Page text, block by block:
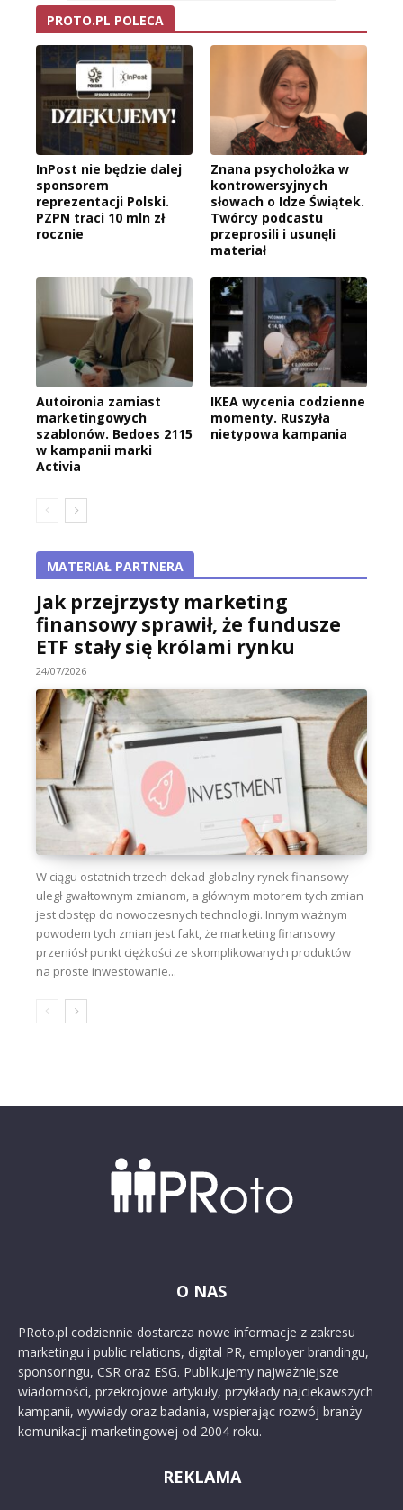
PROTO.PL POLECA
InPost nie będzie dalej
sponsorem
reprezentacji Polski.
PZPN traci 10 mln zł
rocznie
Znana psycholożka w
kontrowersyjnych
słowach o Idze Świątek.
Twórcy podcastu
przeprosili i usunęli
materiał
Autoironia zamiast
marketingowych
szablonów. Bedoes 2115
w kampanii marki
Activia
IKEA wycenia codzienne
momenty. Ruszyła
nietypowa kampania
MATERIAŁ PARTNERA
Jak przejrzysty marketing
finansowy sprawił, że fundusze
ETF stały się królami rynku
24/07/2026
W ciągu ostatnich trzech dekad globalny rynek finansowy
uległ gwałtownym zmianom, a głównym motorem tych zmian
jest dostęp do nowoczesnych technologii. Innym ważnym
powodem tych zmian jest fakt, że marketing finansowy
przeniósł punkt ciężkości ze skomplikowanych produktów
na proste inwestowanie...
O NAS
PRoto.pl codziennie dostarcza nowe informacje z zakresu
marketingu i public relations, digital PR, employer brandingu,
sponsoringu, CSR oraz ESG. Publikujemy najważniejsze
wiadomości, przekrojowe artykuły, przykłady najciekawszych
kampanii, wywiady oraz badania, wspierając rozwój branży
komunikacji marketingowej od 2004 roku.
REKLAMA